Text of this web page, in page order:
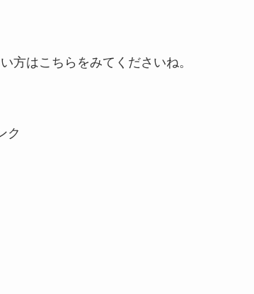
方はこちらをみてくださいね。
ク